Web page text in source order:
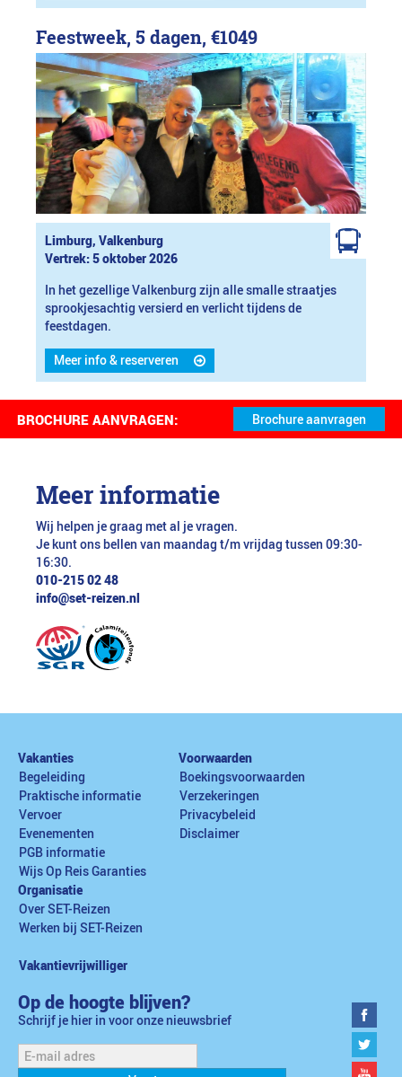
Feestweek, 5 dagen, €1049
Limburg, Valkenburg
Vertrek: 5 oktober 2026
In het gezellige Valkenburg zijn alle smalle straatjes
sprookjesachtig versierd en verlicht tijdens de
feestdagen.
Meer info & reserveren
BROCHURE AANVRAGEN:
Meer informatie
Wij helpen je graag met al je vragen.
Je kunt ons bellen van maandag t/m vrijdag tussen 09:30-
16:30.
010-215 02 48
info@set-reizen.nl
Vakanties
Begeleiding
Praktische informatie
Vervoer
Evenementen
PGB informatie
Wijs Op Reis Garanties
Voorwaarden
Boekingsvoorwaarden
Verzekeringen
Privacybeleid
Disclaimer
Organisatie
Over SET-Reizen
Werken bij SET-Reizen
Vakantievrijwilliger
Op de hoogte blijven?
Schrijf je hier in voor onze nieuwsbrief